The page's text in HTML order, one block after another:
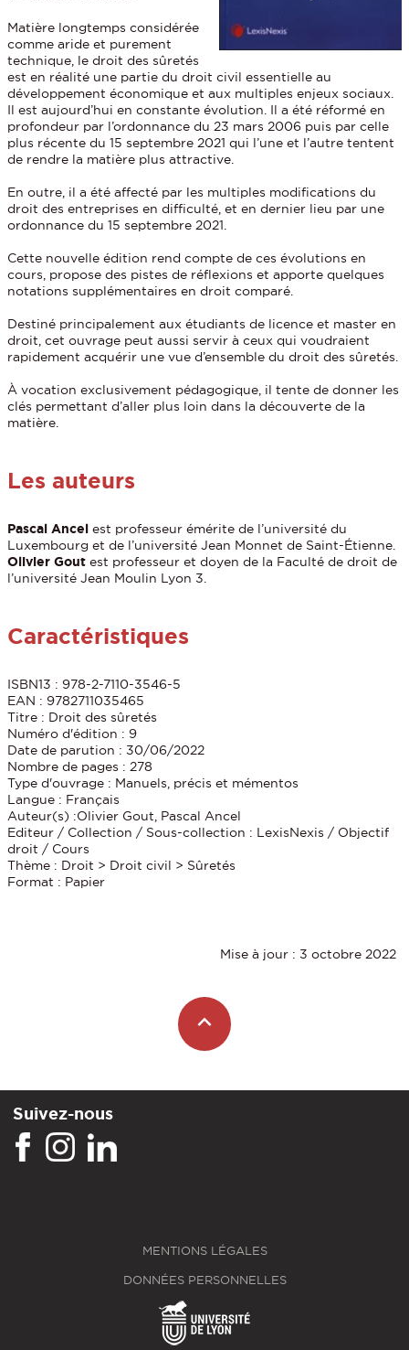
Matière longtemps considérée
comme aride et purement
technique, le droit des sûretés
est en réalité une partie du droit civil essentielle au
développement économique et aux multiples enjeux sociaux.
Il est aujourd’hui en constante évolution. Il a été réformé en
profondeur par l’ordonnance du 23 mars 2006 puis par celle
plus récente du 15 septembre 2021 qui l’une et l’autre tentent
de rendre la matière plus attractive.
En outre, il a été affecté par les multiples modifications du
droit des entreprises en difficulté, et en dernier lieu par une
ordonnance du 15 septembre 2021.
Cette nouvelle édition rend compte de ces évolutions en
cours, propose des pistes de réflexions et apporte quelques
notations supplémentaires en droit comparé.
Destiné principalement aux étudiants de licence et master en
droit, cet ouvrage peut aussi servir à ceux qui voudraient
rapidement acquérir une vue d’ensemble du droit des sûretés.
À vocation exclusivement pédagogique, il tente de donner les
clés permettant d’aller plus loin dans la découverte de la
matière.
Les auteurs
Pascal Ancel est professeur émérite de l’université du
Luxembourg et de l’université Jean Monnet de Saint-Étienne.
Olivier Gout est professeur et doyen de la Faculté de droit de
l’université Jean Moulin Lyon 3.
Caractéristiques
ISBN13 : 978-2-7110-3546-5
EAN : 9782711035465
Titre : Droit des sûretés
Numéro d'édition : 9
Date de parution : 30/06/2022
Nombre de pages : 278
Type d'ouvrage : Manuels, précis et mémentos
Langue : Français
Auteur(s) :Olivier Gout, Pascal Ancel
Editeur / Collection / Sous-collection : LexisNexis / Objectif
droit / Cours
Thème : Droit > Droit civil > Sûretés
Format : Papier
Mise à jour : 3 octobre 2022
Suivez-nous
MENTIONS LÉGALES
DONNÉES PERSONNELLES